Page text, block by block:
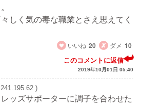
しく気の毒な職業とさえ思えてく
いいね 20 ダメ 10
このコメントに返信
2019年10月01日 05:40
)
ッズサポーターに調子を合わせた